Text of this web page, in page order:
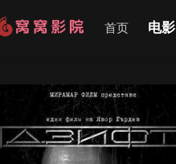
首页 电影